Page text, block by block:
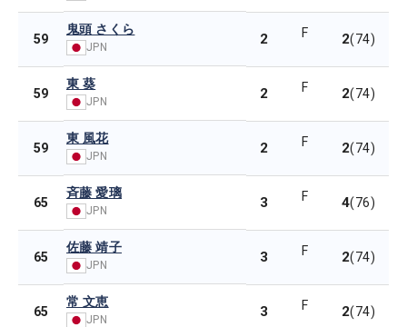
59
鬼頭 さくら
JPN 2 F 2(74)
59
東 葵
JPN 2 F 2(74)
59
東 風花
JPN 2 F 2(74)
65
斉藤 愛璃
JPN 3 F 4(76)
65
佐藤 靖子
JPN 3 F 2(74)
65
常 文恵
JPN 3 F 2(74)